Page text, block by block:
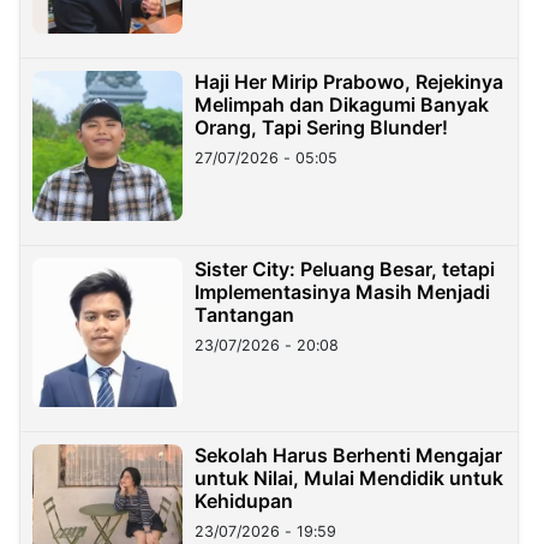
Haji Her Mirip Prabowo, Rejekinya
Melimpah dan Dikagumi Banyak
Orang, Tapi Sering Blunder!
27/07/2026 - 05:05
Sister City: Peluang Besar, tetapi
Implementasinya Masih Menjadi
Tantangan
23/07/2026 - 20:08
Sekolah Harus Berhenti Mengajar
untuk Nilai, Mulai Mendidik untuk
Kehidupan
23/07/2026 - 19:59